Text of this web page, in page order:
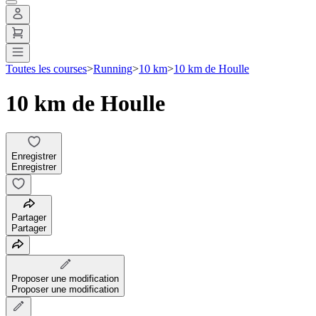
Toutes les courses>Running>10 km>10 km de Houlle
10 km de Houlle
Enregistrer
Enregistrer
Partager
Partager
Proposer une modification
Proposer une modification